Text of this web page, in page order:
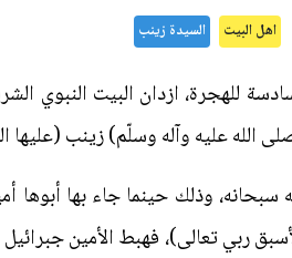
اهل البيت السيدة زينب
للهجرة، ازدان البيت النبوي
الله عليه وآله وسلّم) زينب (عليها
وذلك حينما جاء بها أبوها
ربي تعالى)، فهبط الأمين جبرائيل